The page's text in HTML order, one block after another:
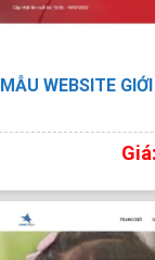
MẪU WEBSITE